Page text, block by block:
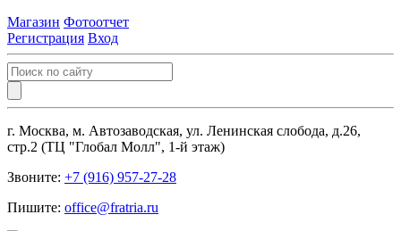
Магазин Фотоотчет
Регистрация Вход
г. Москва, м. Автозаводская, ул. Ленинская слобода, д.26,
стр.2 (ТЦ "Глобал Молл", 1-й этаж)
Звоните: +7 (916) 957-27-28
Пишите: office@fratria.ru